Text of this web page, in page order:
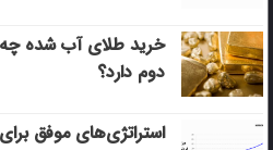
خرید طلای آب شده
دوم دارد؟
استراتژی‌های موفق برای